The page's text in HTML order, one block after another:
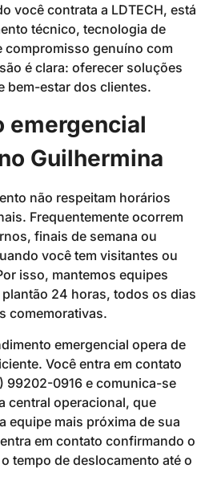
você contrata a LDTECH, está
técnico, tecnologia de
compromisso genuíno com
é clara: oferecer soluções
bem-estar dos clientes.
emergencial
Guilhermina
não respeitam horários
Frequentemente ocorrem
finais de semana ou
você tem visitantes ou
isso, mantemos equipes
24 horas, todos os dias
comemorativas.
emergencial opera de
Você entra em contato
99202-0916 e comunica-se
central operacional, que
equipe mais próxima de sua
em contato confirmando o
tempo de deslocamento até o